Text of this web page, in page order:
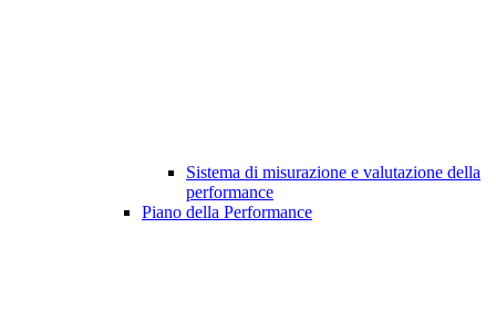
Sistema di misurazione e valutazione della
performance
Piano della Performance